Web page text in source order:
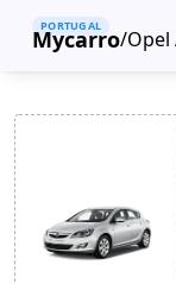
Mycarro
PORTUGAL
/Opel